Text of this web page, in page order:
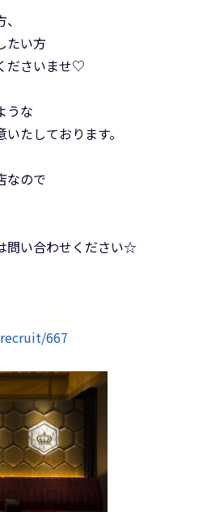
たい方
ださいませ♡
うな
たしております。
なので
問い合わせください☆
667